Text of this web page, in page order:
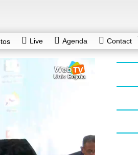
Live Agenda Contact